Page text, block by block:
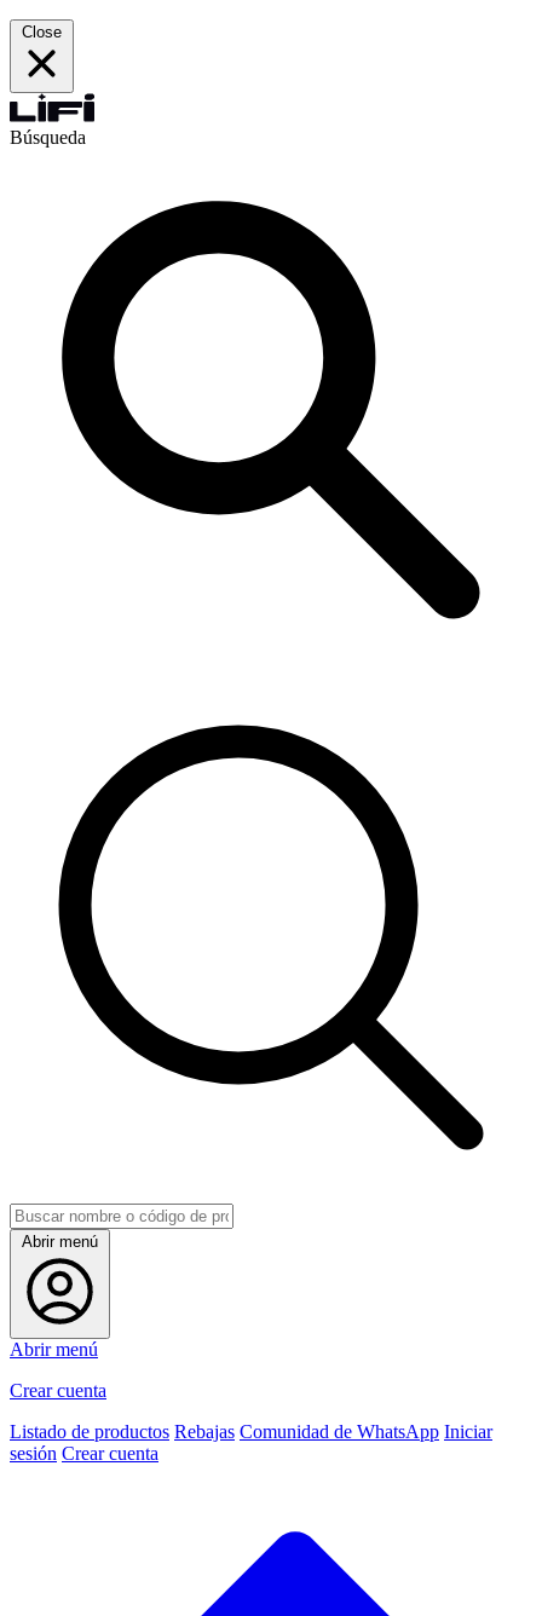
Close
Búsqueda
Abrir menú
Abrir menú
Crear cuenta
Listado de productos Rebajas Comunidad de WhatsApp Iniciar
sesión Crear cuenta